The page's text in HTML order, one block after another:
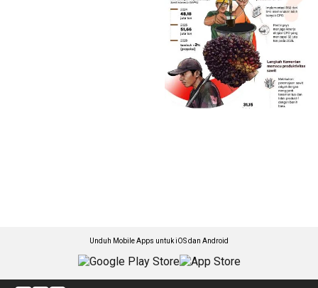
Unduh Mobile Apps untuk iOS dan Android